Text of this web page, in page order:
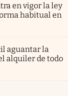
en vigor la ley
habitual en
aguantar la
alquiler de todo